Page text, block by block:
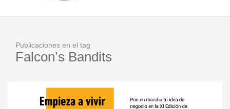
Publicaciones en el tag
Falcon’s Bandits